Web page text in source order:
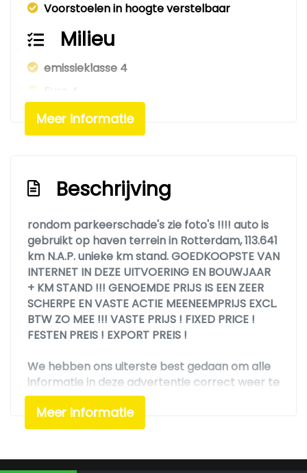
Voorstoelen in hoogte verstelbaar
Milieu
emissieklasse 4
Meer informatie
Beschrijving
rondom parkeerschade's zie foto's !!!! auto is
gebruikt op haven terrein in Rotterdam, 113.641
km N.A.P. unieke km stand. GOEDKOOPSTE VAN
INTERNET IN DEZE UITVOERING EN BOUWJAAR
+ KM STAND !!! GENOEMDE PRIJS IS EEN ZEER
SCHERPE EN VASTE ACTIE MEENEEMPRIJS EXCL.
BTW ZO MEE !!! VASTE PRIJS ! FIXED PRICE !
FESTEN PREIS ! EXPORT PREIS !
We hebben ons uiterste best gedaan om alle
informatie in deze advertentie correct weer te
geven. Er kunnen echter geen rechten worden
ontleend aan de verstrekte informatie in de
advertentie. Vertrouw niet alleen op deze
welke voor jou belangrijk zijn en je beslissing
Meer informatie